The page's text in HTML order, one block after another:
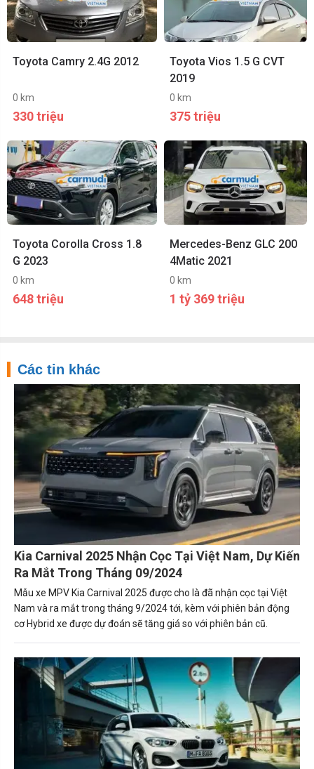
Toyota Camry 2.4G 2012
0 km
330 triệu
Toyota Vios 1.5 G CVT
2019
0 km
375 triệu
Toyota Corolla Cross 1.8
G 2023
0 km
648 triệu
Mercedes-Benz GLC 200
4Matic 2021
0 km
1 tỷ 369 triệu
Các tin khác
Kia Carnival 2025 Nhận Cọc Tại Việt Nam, Dự Kiến
Ra Mắt Trong Tháng 09/2024
Mẫu xe MPV Kia Carnival 2025 được cho là đã nhận cọc tại Việt
Nam và ra mắt trong tháng 9/2024 tới, kèm với phiên bản động
cơ Hybrid xe được dự đoán sẽ tăng giá so với phiên bản cũ.